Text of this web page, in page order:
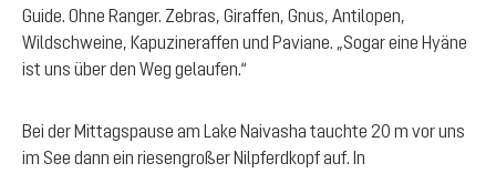
Guide. Ohne Ranger. Zebras, Giraffen, Gnus, Antilopen,
Wildschweine, Kapuzineraffen und Paviane. „Sogar eine Hyäne
ist uns über den Weg gelaufen.“
Bei der Mittagspause am Lake Naivasha tauchte 20 m vor uns
im See dann ein riesengroßer Nilpferdkopf auf. In